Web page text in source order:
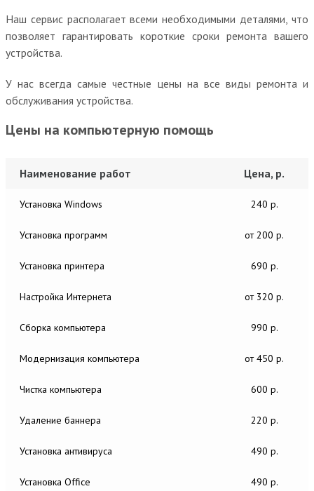
Наш сервис располагает всеми необходимыми деталями, что
позволяет гарантировать короткие сроки ремонта вашего
устройства.
У нас всегда самые честные цены на все виды ремонта и
обслуживания устройства.
Цены на компьютерную помощь
Наименование работ Цена, р.
Установка Windows 240 р.
Установка программ от 200 р.
Установка принтера 690 р.
Настройка Интернета от 320 р.
Сборка компьютера 990 р.
Модернизация компьютера от 450 р.
Чистка компьютера 600 р.
Удаление баннера 220 р.
Установка антивируса 490 р.
Установка Office 490 р.